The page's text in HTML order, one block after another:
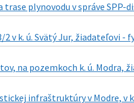
plynovodu v správe SPP-
v k. ú. Svätý Jur, žiadateľovi -
na pozemkoch k. ú. Modra,
infraštruktúry v Modre, v